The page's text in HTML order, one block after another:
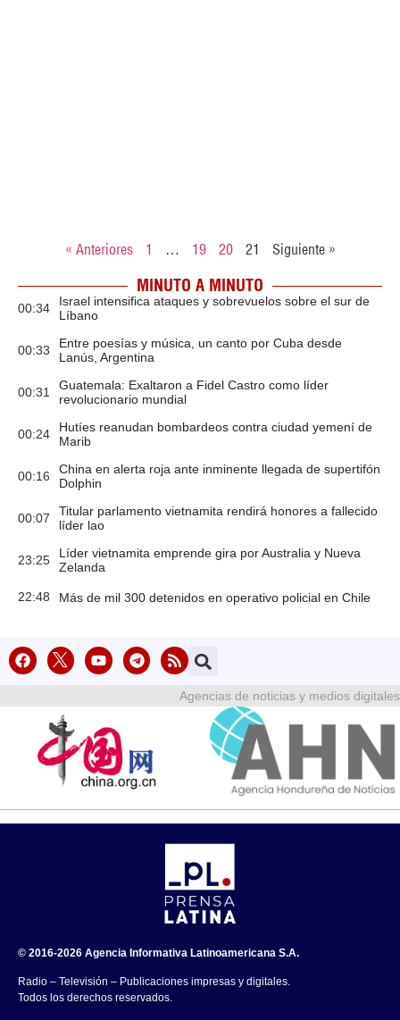
« Anteriores 1 … 19 20 21 Siguiente »
MINUTO A MINUTO
00:34
Israel intensifica ataques y sobrevuelos sobre el sur de
Líbano
00:33
Entre poesías y música, un canto por Cuba desde
Lanús, Argentina
00:31
Guatemala: Exaltaron a Fidel Castro como líder
revolucionario mundial
00:24
Hutíes reanudan bombardeos contra ciudad yemení de
Marib
00:16
China en alerta roja ante inminente llegada de supertifón
Dolphin
00:07
Titular parlamento vietnamita rendirá honores a fallecido
líder lao
23:25
Líder vietnamita emprende gira por Australia y Nueva
Zelanda
22:48 Más de mil 300 detenidos en operativo policial en Chile
Agencias de noticias y medios digitales
© 2016-2026 Agencia Informativa Latinoamericana S.A.
Radio – Televisión – Publicaciones impresas y digitales.
Todos los derechos reservados.